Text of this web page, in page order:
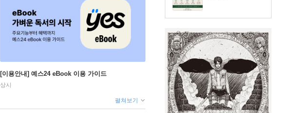
[이용안내] 예스24 eBook 이용 가이드
상시
펼쳐보기